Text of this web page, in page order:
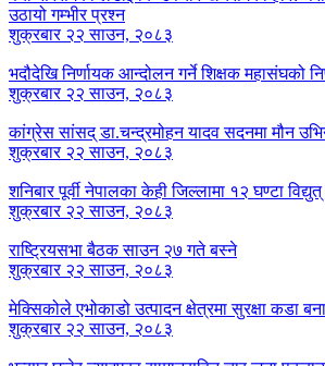
उठायो गम्भीर प्रश्न
शुक्रबार २२ साउन, २०८३
भदौदेखि निर्णायक आन्दोलन गर्ने शिक्षक महासंघको
शुक्रबार २२ साउन, २०८३
कांग्रेस सांसद् डा‍‍.चन्द्रमोहन यादव सदनमा मौन
शुक्रबार २२ साउन, २०८३
शनिबार पूर्वी नेपालका केही जिल्लामा १२ घण्टा
शुक्रबार २२ साउन, २०८३
राष्ट्रियसभा बैठक साउन २७ गते बस्ने
शुक्रबार २२ साउन, २०८३
मेक्सिकोले एभोकाडो उत्पादन क्षेत्रमा सुरक्षा कडा
शुक्रबार २२ साउन, २०८३